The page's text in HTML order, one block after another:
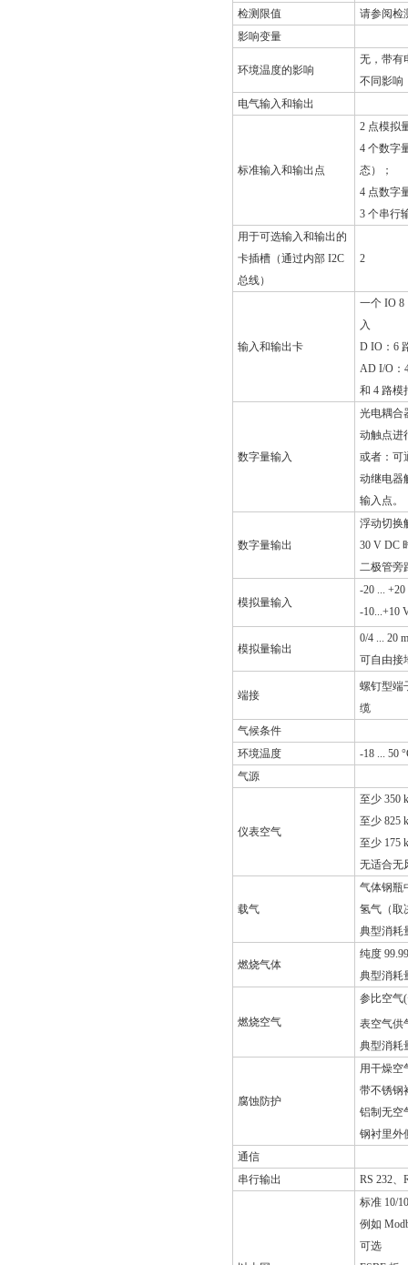
检测限值
请参阅检
影响变量
环境温度的影响
无，带有
不同影响
电气输入和输出
标准输入和输出点
2 点模拟
4 个数字
态）；
4 点数字
3 个串行
用于可选输入和输出的
卡插槽（通过内部 I2C
总线）
2
输入和输出卡
一个 IO 8
入
D IO：6
AD I/O：
和 4 路模
数字量输入
光电耦合
动触点进
或者：可
动继电器
输入点。
数字量输出
浮动切换
30 V DC
二极管旁
模拟量输入
-20 ...
-10...+10
模拟量输出
0/4 ... 20
可自由接
端接
螺钉型端
缆
气候条件
环境温度
-18 ... 50
气源
仪表空气
至少 350
至少 825
至少 175
无适合无
载气
气体钢瓶
氢气（取
典型消耗
燃烧气体
纯度
典型消耗
燃烧空气
参比空气
表空气供
典型消耗
腐蚀防护
用干燥空
带不锈钢
铝制无空
钢衬里外
通信
串行输出
RS 232、
标准 10/
例如
可选